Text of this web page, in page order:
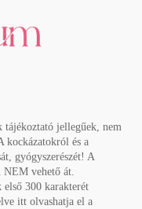
jellegűek, nem
kockázatokról és a
gyógyszerészét! A
NEM vehető át.
300 karakterét
itt olvashatja el a